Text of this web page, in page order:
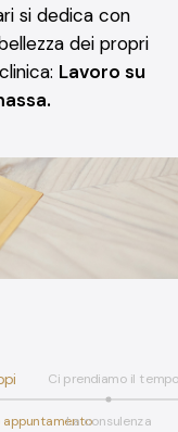
si dedica con
dei propri
Lavoro su
appuntamento
Ci prendiamo il
La consulenza